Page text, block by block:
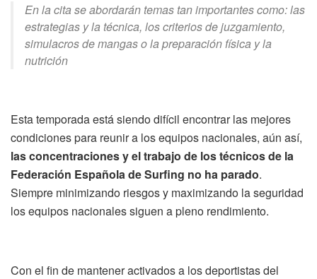
En la cita se abordarán temas tan importantes como: las
estrategias y la técnica, los criterios de juzgamiento,
simulacros de mangas o la preparación física y la
nutrición
Esta temporada está siendo difícil encontrar las mejores
condiciones para reunir a los equipos nacionales, aún así,
las concentraciones y el trabajo de los técnicos de la
Federación Española de Surfing no ha parado.
Siempre minimizando riesgos y maximizando la seguridad
los equipos nacionales siguen a pleno rendimiento.
Con el fin de mantener activados a los deportistas del